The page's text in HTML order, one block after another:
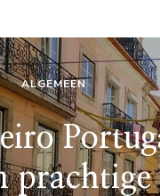
ALGEMEEN
prachtige